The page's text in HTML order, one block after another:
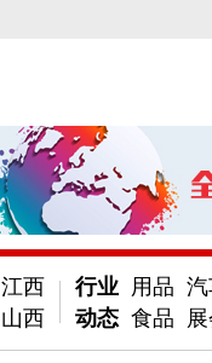
江西
山西
行业
动态
用品
食品